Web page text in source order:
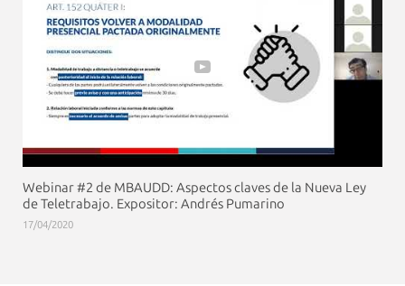
Webinar #2 de MBAUDD: Aspectos claves de la Nueva Ley
de Teletrabajo. Expositor: Andrés Pumarino
17/04/2020